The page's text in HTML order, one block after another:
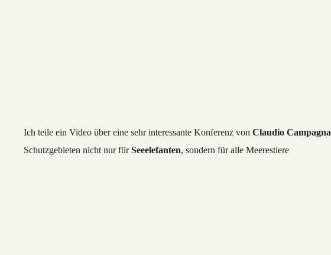
Ich teile ein Video über eine sehr interessante Konferenz vonClaudio Campagna
Schutzgebieten nicht nur fürSeeelefanten, sondern für alle Meerestiere